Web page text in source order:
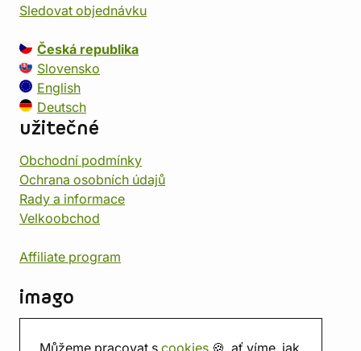
Můžeme pracovat s cookies 🍪, ať víme, jak
Sledovat objednávku
Česká republika
Slovensko
English
Deutsch
užitečné
Obchodní podmínky
Ochrana osobních údajů
Rady a informace
Velkoobchod
Affiliate program
imago